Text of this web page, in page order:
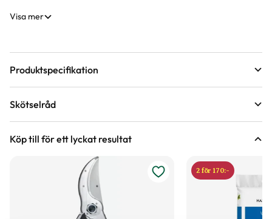
Visa mer
Produktspecifikation
Krukstorlek
Hur vi mäter leveranshöjd på växter
120 - 150 cm Höjd på trädgårdsväxter
Kvalitet - typ av planta Buskplanta
Skötselråd
Läge Sol till halvskugga
Vad är odlingszon?
Planteringsavstånd (cc)
Köp till för ett lyckat resultat
2 för 170:-